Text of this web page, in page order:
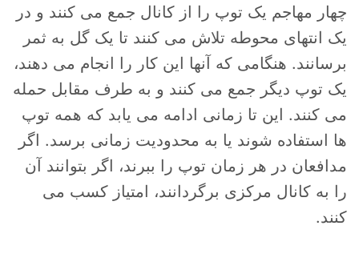
چهار مهاجم یک توپ را از کانال جمع می کنند و در
یک انتهای محوطه تلاش می کنند تا یک گل به ثمر
برسانند. هنگامی که آنها این کار را انجام می دهند،
یک توپ دیگر جمع می کنند و به طرف مقابل حمله
می کنند. این تا زمانی ادامه می یابد که همه توپ
ها استفاده شوند یا به محدودیت زمانی برسد. اگر
مدافعان در هر زمان توپ را ببرند، اگر بتوانند آن
را به کانال مرکزی برگردانند، امتیاز کسب می
کنند.